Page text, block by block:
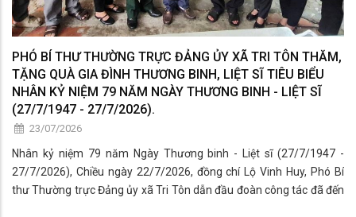
PHÓ BÍ THƯ THƯỜNG TRỰC ĐẢNG ỦY XÃ TRI TÔN THĂM,
TẶNG QUÀ GIA ĐÌNH THƯƠNG BINH, LIỆT SĨ TIÊU BIỂU
NHÂN KỶ NIỆM 79 NĂM NGÀY THƯƠNG BINH - LIỆT SĨ
(27/7/1947 - 27/7/2026).
23/07/2026
Nhân kỷ niệm 79 năm Ngày Thương binh - Liệt sĩ (27/7/1947 -
27/7/2026), Chiều ngày 22/7/2026, đồng chí Lộ Vinh Huy, Phó Bí
thư Thường trực Đảng ủy xã Tri Tôn dẫn đầu đoàn công tác đã đến